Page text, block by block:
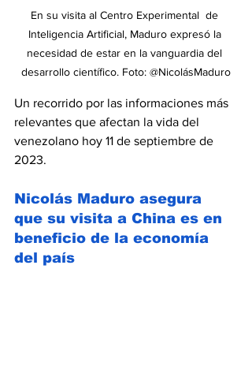
En su visita al Centro Experimental  de
Inteligencia Artificial, Maduro expresó la
necesidad de estar en la vanguardia del
desarrollo científico. Foto: @NicolásMaduro
Un recorrido por las informaciones más
relevantes que afectan la vida del
venezolano hoy 11 de septiembre de
2023.
Nicolás Maduro asegura
que su visita a China es en
beneficio de la economía
del país